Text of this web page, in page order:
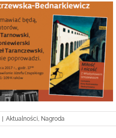
Aktualności, Nagroda